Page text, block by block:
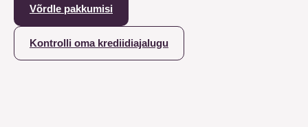
Võrdle pakkumisi
Kontrolli oma krediidiajalugu